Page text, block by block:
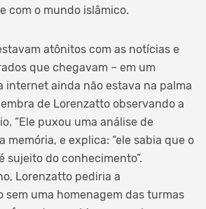
com o mundo islâmico.
atônitos com as notícias e
que chegavam – em um
internet ainda não estava na palma
de Lorenzatto observando a
“Ele puxou uma análise de
memória, e explica: “ele sabia que o
sujeito do conhecimento”.
Lorenzatto pediria a
sem uma homenagem das turmas